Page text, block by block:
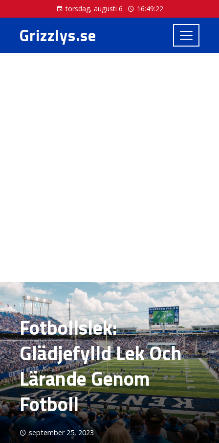
torsdag, augusti 6 16:49:23
Grizzlys.se
FOTBOLL
Fotbollslek:
Glädjefylld Lek Och
Lärande Genom
Fotboll
september 25, 2023